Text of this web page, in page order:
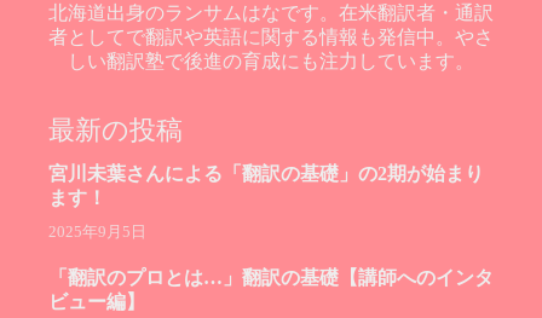
北海道出身のランサムはなです。在米翻訳者・通訳
者としてで翻訳や英語に関する情報も発信中。やさ
しい翻訳塾で後進の育成にも注力しています。
最新の投稿
宮川未葉さんによる「翻訳の基礎」の2期が始まり
ます！
2025年9月5日
「翻訳のプロとは…」翻訳の基礎【講師へのインタ
ビュー編】